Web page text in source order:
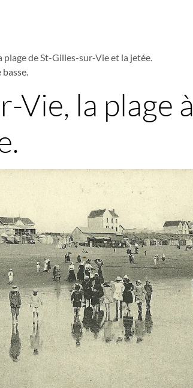
plage de St-Gilles-sur-Vie et la jetée.
Vie, la plage à